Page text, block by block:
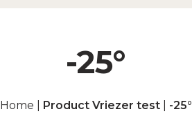
-25°
Home Product Vriezer test -25°